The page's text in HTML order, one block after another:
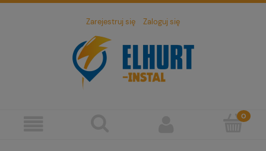
Zarejestruj się Zaloguj się